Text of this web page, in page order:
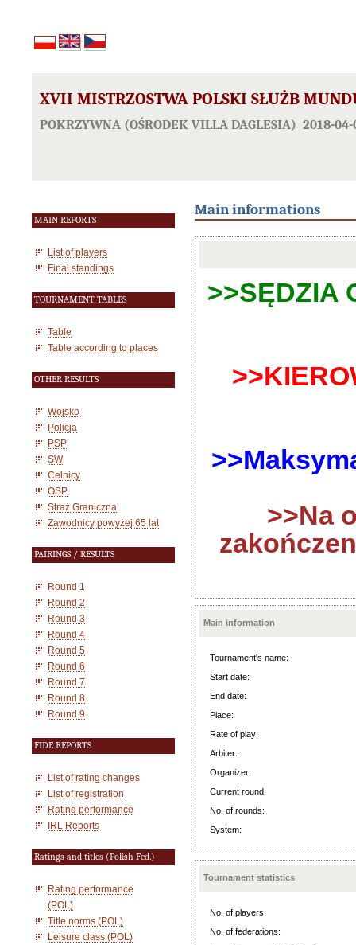
XVII MISTRZOSTWA POLSKI SŁUŻB
POKRZYWNA (OŚRODEK VILLA DAGLESIA) 2018-
MAIN REPORTS
List of players
Final standings
TOURNAMENT TABLES
Table
Table according to places
OTHER RESULTS
Wojsko
Policja
PSP
SW
Celnicy
OSP
Straż Graniczna
Zawodnicy powyżej 65 lat
PAIRINGS / RESULTS
Round 1
Round 2
Round 3
Round 4
Round 5
Round 6
Round 7
Round 8
Round 9
FIDE REPORTS
List of rating changes
List of registration
Rating performance
IRL Reports
Ratings and titles (Polish Fed.)
Rating performance
(POL)
Title norms (POL)
Leisure class (POL)
Main informations
>>SĘDZIA
>>Na
Main information
Tournament's name:
Start date:
End date:
Place:
Rate of play:
Arbiter:
Organizer:
Current round:
No. of rounds:
System:
Tournament statistics
No. of players:
No. of federations: